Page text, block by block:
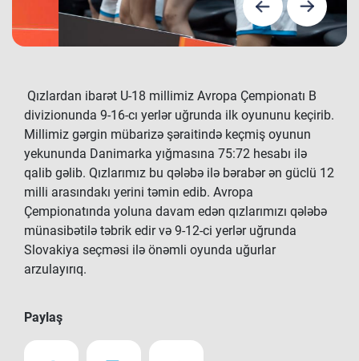
Qızlardan ibarət U-18 millimiz Avropa Çempionatı B
divizionunda 9-16-cı yerlər uğrunda ilk oyununu keçirib.
Millimiz gərgin mübarizə şəraitində keçmiş oyunun
yekununda Danimarka yığmasına 75:72 hesabı ilə
qalib gəlib. Qızlarımız bu qələbə ilə bərabər ən güclü 12
milli arasındakı yerini təmin edib. Avropa
Çempionatında yoluna davam edən qızlarımızı qələbə
münasibətilə təbrik edir və 9-12-ci yerlər uğrunda
Slovakiya seçməsi ilə önəmli oyunda uğurlar
arzulayırıq.
Paylaş